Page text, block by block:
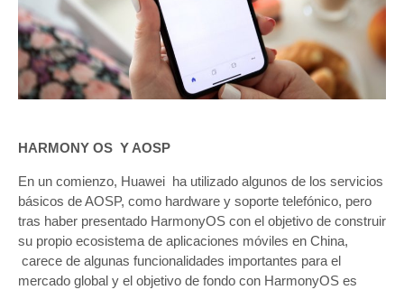
HARMONY OS Y AOSP
En un comienzo, Huawei ha utilizado algunos de los servicios
básicos de AOSP, como hardware y soporte telefónico, pero
tras haber presentado HarmonyOS con el objetivo de construir
su propio ecosistema de aplicaciones móviles en China,
carece de algunas funcionalidades importantes para el
mercado global y el objetivo de fondo con HarmonyOS es